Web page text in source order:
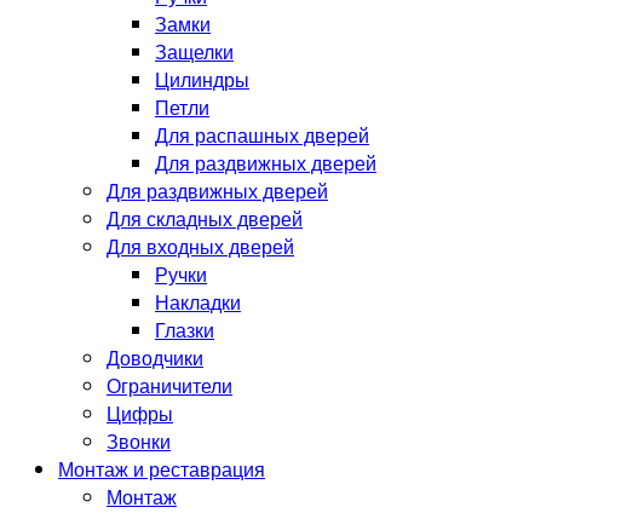
Замки
Защелки
Цилиндры
Петли
Для распашных дверей
Для раздвижных дверей
Для раздвижных дверей
Для складных дверей
Для входных дверей
Ручки
Накладки
Глазки
Доводчики
Ограничители
Цифры
Звонки
Монтаж и реставрация
Монтаж